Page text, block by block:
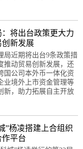
：将出台政策更大力
创新发展
局近期将出台9条政策措
推动贸易创新发展，还
国公司本外币一体化资
业境外上市资金管理等
新，助力拓展自主开放
”杨凌搭建上合组织
平台